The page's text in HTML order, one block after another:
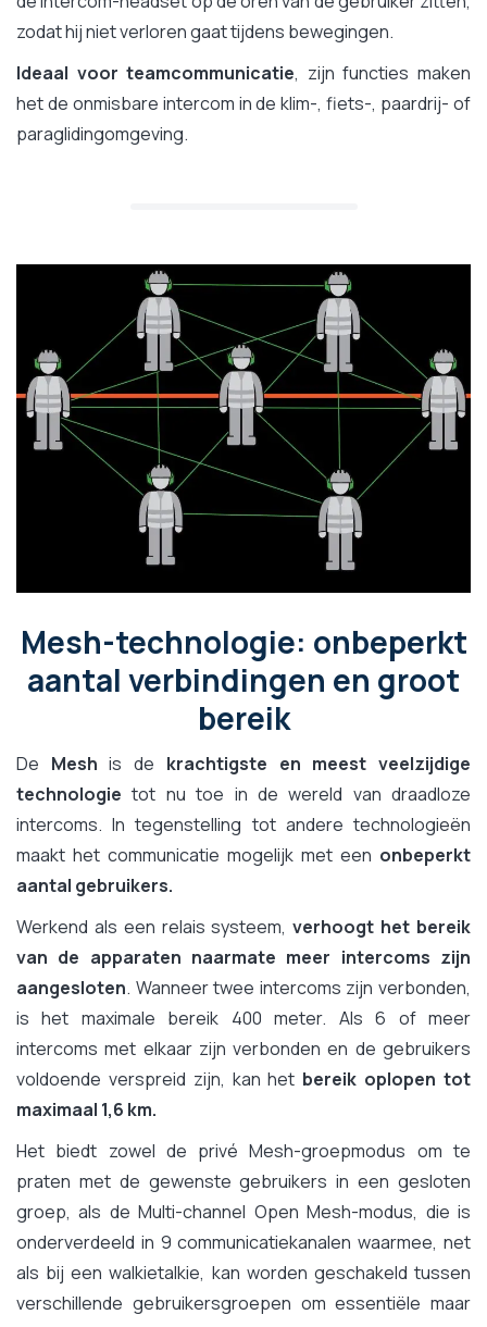
zodat hij niet verloren gaat tijdens bewegingen.
Ideaal voor teamcommunicatie, zijn functies maken
het de onmisbare intercom in de klim-, fiets-, paardrij- of
paraglidingomgeving.
Mesh-technologie: onbeperkt
aantal verbindingen en groot
bereik
De Mesh is de krachtigste en meest veelzijdige
technologie tot nu toe in de wereld van draadloze
intercoms. In tegenstelling tot andere technologieën
maakt het communicatie mogelijk met een onbeperkt
aantal gebruikers.
Werkend als een relais systeem,verhoogt het bereik
van de apparaten naarmate meer intercoms zijn
aangesloten. Wanneer twee intercoms zijn verbonden,
is het maximale bereik 400 meter. Als 6 of meer
intercoms met elkaar zijn verbonden en de gebruikers
voldoende verspreid zijn, kan het bereik oplopen tot
maximaal 1,6 km.
Het biedt zowel de privé Mesh-groepmodus om te
praten met de gewenste gebruikers in een gesloten
groep, als de Multi-channel Open Mesh-modus, die is
onderverdeeld in 9 communicatiekanalen waarmee, net
als bij een walkietalkie, kan worden geschakeld tussen
verschillende gebruikersgroepen om essentiële maar